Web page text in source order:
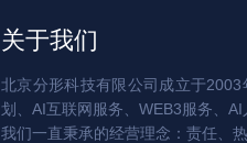
关于我们
北京分形科技有限公司成立于
划、AI互联网服务、WEB3服务、
我们一直秉承的经营理念：责任、